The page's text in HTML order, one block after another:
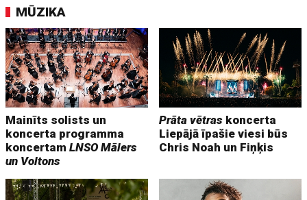
MŪZIKA
Mainīts solists un
koncerta programma
koncertamLNSO Mālers
un Voltons
Prāta vētras koncerta
Liepājā īpašie viesi būs
Chris Noah un Fiņķis